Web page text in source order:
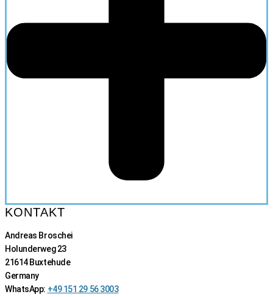
KONTAKT
Andreas Broschei
Holunderweg 23
21614 Buxtehude
Germany
WhatsApp: +49 151 29 56 3003